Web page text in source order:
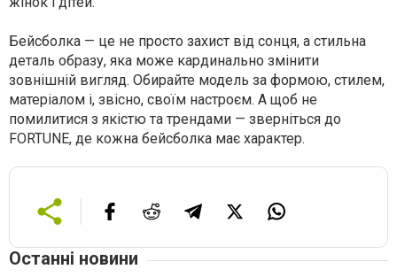
Бейсболка — це не просто захист від сонця, а стильна
деталь образу, яка може кардинально змінити
зовнішній вигляд. Обирайте модель за формою, стилем,
матеріалом і, звісно, своїм настроєм. А щоб не
помилитися з якістю та трендами — зверніться до
FORTUNE, де кожна бейсболка має характер.
Останні новини